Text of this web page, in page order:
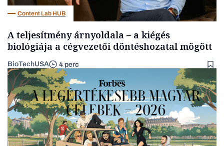
Content Lab HUB
A teljesítmény árnyoldala – a kiégés
biológiája a cégvezetői döntéshozatal mögött
BioTechUSA 4 perc